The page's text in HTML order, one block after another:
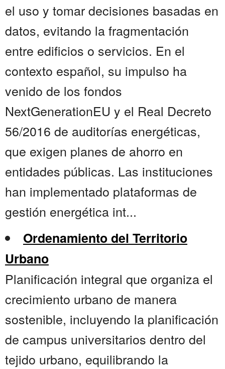
el uso y tomar decisiones basadas en
datos, evitando la fragmentación
entre edificios o servicios. En el
contexto español, su impulso ha
venido de los fondos
NextGenerationEU y el Real Decreto
56/2016 de auditorías energéticas,
que exigen planes de ahorro en
entidades públicas. Las instituciones
han implementado plataformas de
gestión energética int...
Ordenamiento del Territorio
Urbano
Planificación integral que organiza el
crecimiento urbano de manera
sostenible, incluyendo la planificación
de campus universitarios dentro del
tejido urbano, equilibrando la